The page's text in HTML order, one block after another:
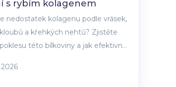
s rybím kolagenem
nedostatek kolagenu podle vrásek,
a křehkých nehtů? Zjistěte
této bílkoviny a jak efektivně